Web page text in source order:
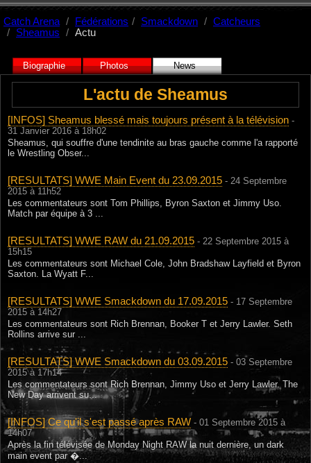
Catch Arena Fédérations Smackdown
Catcheurs
Sheamus
Actu
Biographie Photos News
L'actu de Sheamus
[INFOS] Sheamus blessé mais toujours présent à la télévision -
31 Janvier 2016 à 18h02
Sheamus, qui souffre d'une tendinite au bras gauche comme l'a rapporté
le Wrestling Obser...
[RESULTATS] WWE Main Event du 23.09.2015 - 24 Septembre
2015 à 11h52
Les commentateurs sont Tom Phillips, Byron Saxton et Jimmy Uso.
Match par équipe à 3 ...
[RESULTATS] WWE RAW du 21.09.2015 - 22 Septembre 2015 à
15h15
Les commentateurs sont Michael Cole, John Bradshaw Layfield et Byron
Saxton. La Wyatt F...
[RESULTATS] WWE Smackdown du 17.09.2015 - 17 Septembre
2015 à 14h27
Les commentateurs sont Rich Brennan, Booker T et Jerry Lawler. Seth
Rollins arrive sur ...
[RESULTATS] WWE Smackdown du 03.09.2015 - 03 Septembre
2015 à 17h14
Les commentateurs sont Rich Brennan, Jimmy Uso et Jerry Lawler. The
New Day arrivent su...
[INFOS] Ce qu'il s'est passé après RAW - 01 Septembre 2015 à
14h07
Après la fin télévisée de Monday Night RAW la nuit dernière, un dark
main event par �...